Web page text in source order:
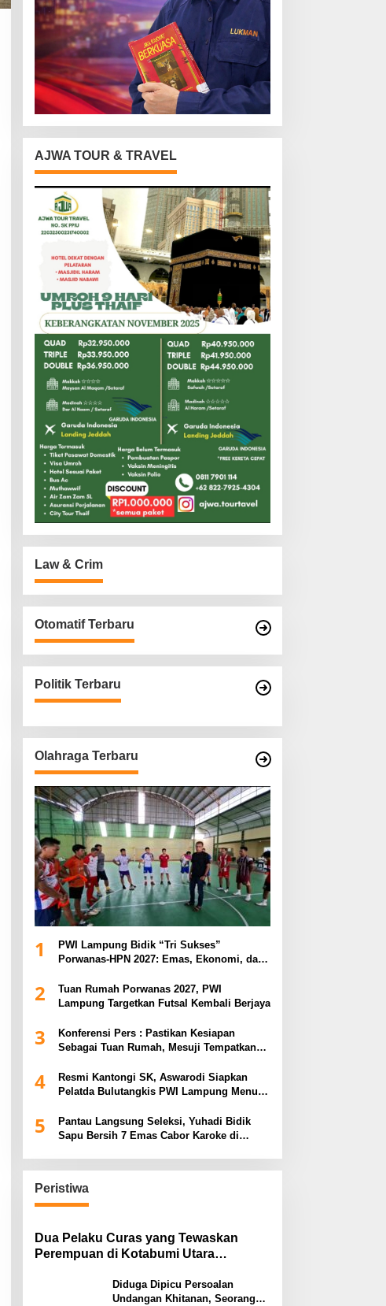
AJWA TOUR & TRAVEL
Law & Crim
Otomatif Terbaru
Politik Terbaru
Olahraga Terbaru
1
PWI Lampung Bidik “Tri Sukses”
Porwanas-HPN 2027: Emas, Ekonomi, dan
2
Tuan Rumah Porwanas 2027, PWI
Lampung Targetkan Futsal Kembali Berjaya
3
Konferensi Pers : Pastikan Kesiapan
Sebagai Tuan Rumah, Mesuji Tempatkan
Piala Gubernur Lampung
4
Resmi Kantongi SK, Aswarodi Siapkan
Pelatda Bulutangkis PWI Lampung Menuju
5
Pantau Langsung Seleksi, Yuhadi Bidik
Sapu Bersih 7 Emas Cabor Karoke di
Peristiwa
Dua Pelaku Curas yang Tewaskan
Perempuan di Kotabumi Utara
Diduga Dipicu Persoalan
Undangan Khitanan, Seorang